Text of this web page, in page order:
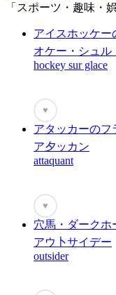
「スポーツ・趣味・
アイスホッケー
オケー・シュル
hockey sur glace
♥
アタッカーのフ
ア夕ッカン
attaquant
♥
穴馬・ダークホ
アウ卜サイデー
outsider